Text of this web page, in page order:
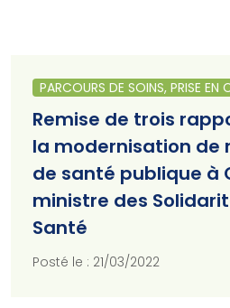
PARCOURS DE SOINS, PRISE EN
Remise de trois
la modernisation de
de santé publique à
ministre des
Santé
Posté le : 21/03/2022